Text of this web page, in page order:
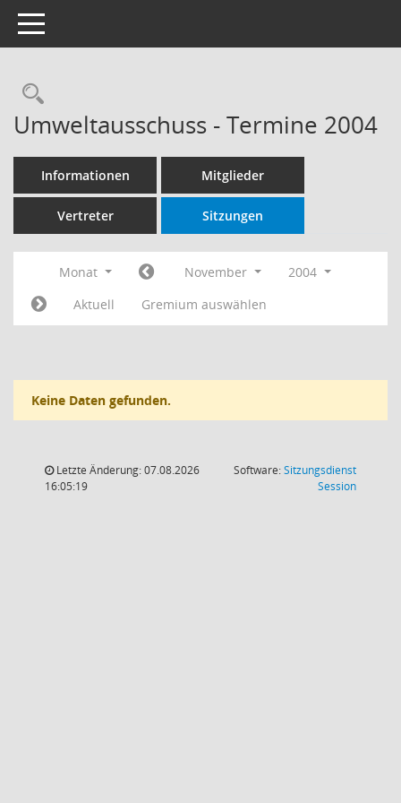
Toggle navigation
Rechercheauswahl
Umweltausschuss - Termine 2004
Informationen Mitglieder
Vertreter Sitzungen
Monat November
2004
Aktuell
Gremium auswählen
Keine Daten gefunden.
Letzte Änderung: 07.08.2026
16:05:19
Software:Sitzungsdienst
Session(Wird in